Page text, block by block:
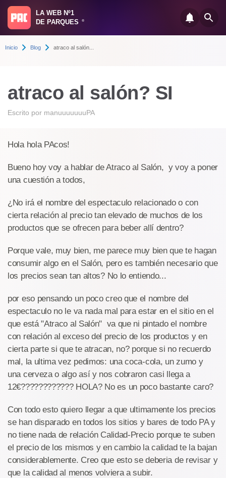
LA WEB Nº1
DE PARQUES
®
Inicio Blog atraco al salón...
atraco al salón? SI
Escrito por manuuuuuuuPA
Hola hola PAcos!
Bueno hoy voy a hablar de Atraco al Salón, y voy a poner
una cuestión a todos,
¿No irá el nombre del espectaculo relacionado o con
cierta relación al precio tan elevado de muchos de los
productos que se ofrecen para beber allí dentro?
Porque vale, muy bien, me parece muy bien que te hagan
consumir algo en el Salón, pero es también necesario que
los precios sean tan altos? No lo entiendo...
por eso pensando un poco creo que el nombre del
espectaculo no le va nada mal para estar en el sitio en el
que está "Atraco al Salón" va que ni pintado el nombre
con relación al exceso del precio de los productos y en
cierta parte si que te atracan, no? porque si no recuerdo
mal, la ultima vez pedimos: una coca-cola, un zumo y
una cerveza o algo así y nos cobraron casi llega a
12€???????????? HOLA? No es un poco bastante caro?
Con todo esto quiero llegar a que ultimamente los precios
se han disparado en todos los sitios y bares de todo PA y
no tiene nada de relación Calidad-Precio porque te suben
el precio de los mismos y en cambio la calidad te la bajan
considerablemente. Creo que esto se deberia de revisar y
que la calidad al menos volviera a subir.